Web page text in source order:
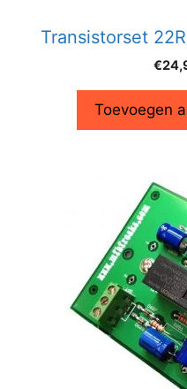
Transistorset
€
Toevoegen